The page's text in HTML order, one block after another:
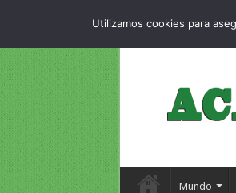
Mundo
Utilizamos cookies para